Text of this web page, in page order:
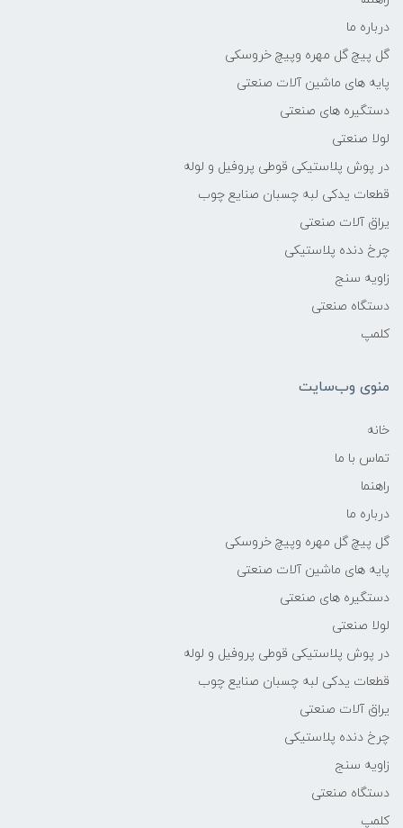
درباره ما
گل پیچ گل مهره وپیچ خروسکی
پایه های ماشین آلات صنعتی
دستگیره های صنعتی
لولا صنعتی
در پوش پلاستیکی قوطی پروفیل و لوله
قطعات یدکی لبه چسبان صنایع چوب
یراق آلات صنعتی
چرخ دنده پلاستیکی
زاویه سنج
دستگاه صنعتی
کلمپ
منوی وب‌سایت
خانه
تماس با ما
راهنما
درباره ما
گل پیچ گل مهره وپیچ خروسکی
پایه های ماشین آلات صنعتی
دستگیره های صنعتی
لولا صنعتی
در پوش پلاستیکی قوطی پروفیل و لوله
قطعات یدکی لبه چسبان صنایع چوب
یراق آلات صنعتی
چرخ دنده پلاستیکی
زاویه سنج
دستگاه صنعتی
کلمپ